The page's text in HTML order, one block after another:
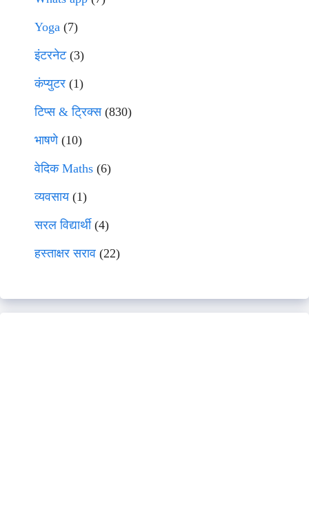
Yoga (7)
इंटरनेट(3)
कंप्युटर (1)
टिप्स & ट्रिक्स(830)
भाषणे(10)
वेदिक Maths (6)
व्यवसाय(1)
सरल विद्यार्थी(4)
हस्ताक्षर सराव (22)